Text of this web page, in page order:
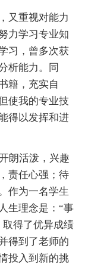
又重视对能力
力学习专业知
习，曾多次获
析能力。同
籍，充实自
使我的专业技
得以发挥和进
朗活泼，兴趣
责任心强；待
作为一名学生
生理念是：“事
得了优异成绩
得到了老师的
投入到新的挑